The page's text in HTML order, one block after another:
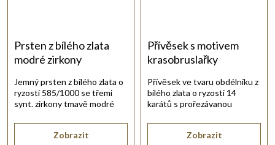
Prsten z bílého zlata
modré zirkony
Zobrazit
Jemný prsten z bílého zlata o
ryzosti 585/1000 se třemi
synt. zirkony tmavě modré
Přívěsek s motivem
krasobruslařky
Zobrazit
Přívěsek ve tvaru obdélníku z
bílého zlata o ryzosti 14
karátů s prořezávanou